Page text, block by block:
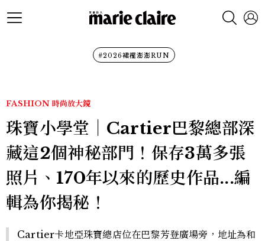
#2026裙襬澎澎RUN
FASHION 時尚放大鏡
珠寶小學堂│Cartier巴黎總部深
藏這2個神秘部門！保存3萬多張
照片、170年以來的歷史作品...編
輯為你揭秘！
Cartier卡地亞珠寶總店位在巴黎芳登廣場旁，地址為和